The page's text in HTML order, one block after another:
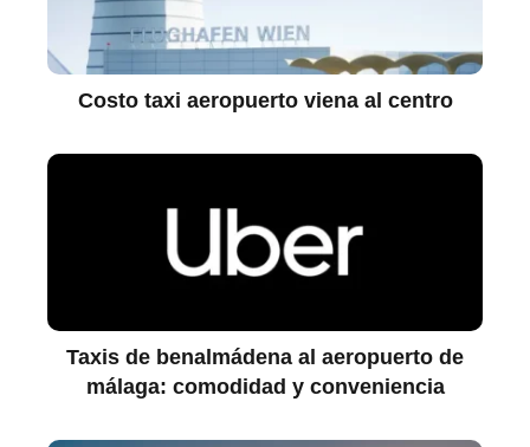
Costo taxi aeropuerto viena al centro
Taxis de benalmádena al aeropuerto de
málaga: comodidad y conveniencia